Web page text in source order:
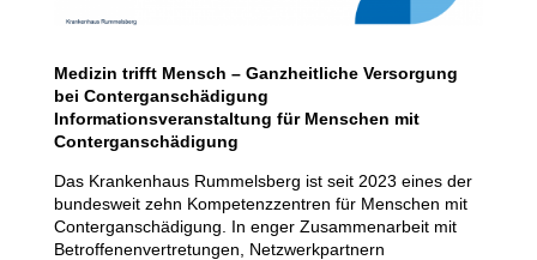
Medizin trifft Mensch – Ganzheitliche Versorgung
bei Conterganschädigung
Informationsveranstaltung für Menschen mit
Conterganschädigung
Das Krankenhaus Rummelsberg ist seit 2023 eines der
bundesweit zehn Kompetenzzentren für Menschen mit
Conterganschädigung. In enger Zusammenarbeit mit
Betroffenenvertretungen, Netzwerkpartnern